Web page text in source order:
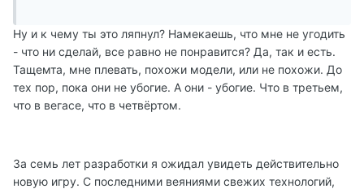
Ну и к чему ты это ляпнул? Намекаешь, что мне не угодить
- что ни сделай, все равно не понравится? Да, так и есть.
Тащемта, мне плевать, похожи модели, или не похожи. До
тех пор, пока они не убогие. А они - убогие. Что в третьем,
что в вегасе, что в четвёртом.
За семь лет разработки я ожидал увидеть действительно
новую игру. С последними веяниями свежих технологий,